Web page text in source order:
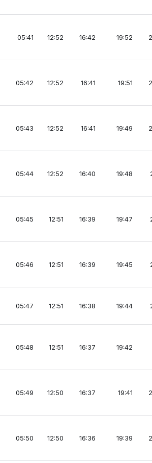
05:41 12:52 16:42 19:52
05:42 12:52 16:41 19:51
05:43 12:52 16:41 19:49
05:44 12:52 16:40 19:48
05:45 12:51 16:39 19:47
05:46 12:51 16:39 19:45
05:47 12:51 16:38 19:44
05:48 12:51 16:37 19:42
05:49 12:50 16:37 19:41
05:50 12:50 16:36 19:39